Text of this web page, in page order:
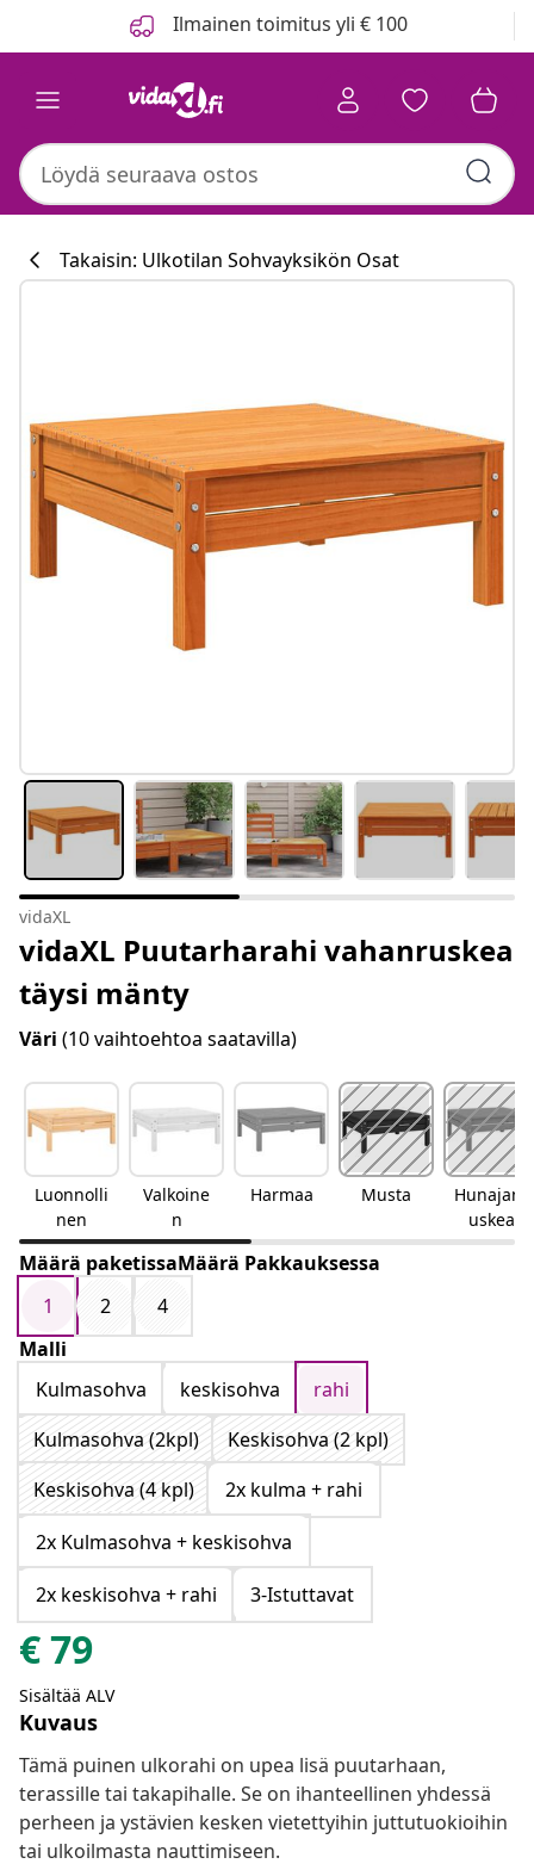
Ilmainen toimitus yli € 100
#sharemevidaxl
Takaisin: Ulkotilan Sohvayksikön Osat
vidaXL
vidaXL Puutarharahi vahanruskea
täysi mänty
Väri (10 vaihtoehtoa saatavilla)
Luonnolli
nen
Valkoine
n
Harmaa Musta
Hunajanr
uskea
Määrä paketissaMäärä Pakkauksessa
1
2
4
Malli
Kulmasohva
keskisohva
rahi
Kulmasohva (2kpl)
Keskisohva (2 kpl)
Keskisohva (4 kpl)
2x kulma + rahi
2x Kulmasohva + keskisohva
2x keskisohva + rahi
3-Istuttavat
€79
Sisältää ALV
Kuvaus
Tämä puinen ulkorahi on upea lisä puutarhaan,
terassille tai takapihalle. Se on ihanteellinen yhdessä
perheen ja ystävien kesken vietettyihin juttutuokioihin
tai ulkoilmasta nauttimiseen.